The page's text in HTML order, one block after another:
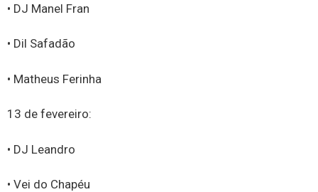
• DJ Manel Fran
• Dil Safadão
• Matheus Ferinha
13 de fevereiro:
• DJ Leandro
• Vei do Chapéu